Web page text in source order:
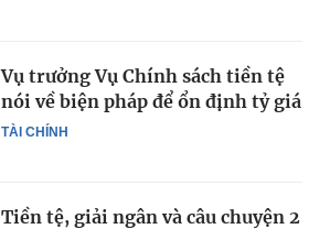
TÀI CHÍNH
Vụ trưởng Vụ Chính sách tiền tệ
nói về biện pháp để ổn định tỷ giá
Tiền tệ, giải ngân và câu chuyện 2